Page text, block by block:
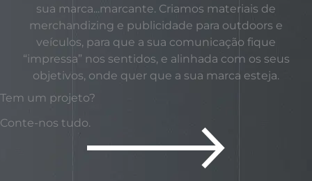
sua marca...marcante. Criamos materiais de
merchandizing e publicidade para outdoors e
veículos, para que a sua comunicação fique
“impressa” nos sentidos, e alinhada com os seus
objetivos, onde quer que a sua marca esteja.
Tem um projeto?
Conte-nos tudo.